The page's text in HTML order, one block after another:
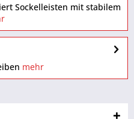
Sockelleisten mit stabilem
mehr